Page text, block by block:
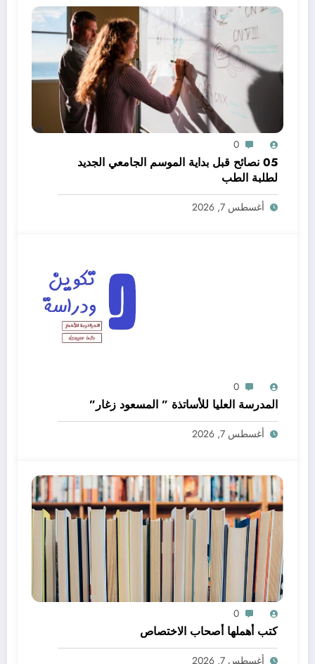
0
05 نصائح قبل بداية الموسم الجامعي الجديد
لطلبة الطب
أغسطس 7, 2026
0
المدرسة العليا للأساتذة ” المسعود زغار”
أغسطس 7, 2026
0
كتب أهملها أصحاب الاختصاص
أغسطس 7, 2026